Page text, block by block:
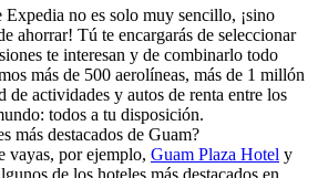
Expedia no es solo muy sencillo, ¡sino
ahorrar! Tú te encargarás de seleccionar
te interesan y de combinarlo todo
más de 500 aerolíneas, más de 1 millón
de actividades y autos de renta entre los
todos a tu disposición.
más destacados de Guam?
vayas, por ejemplo, Guam Plaza Hotel y
de los hoteles más destacados en